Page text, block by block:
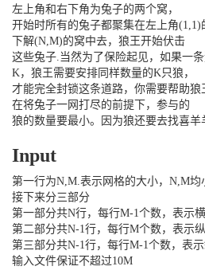
左上角和右下角为兔子的两个窝，
开始时所有的兔子都聚集在左上角
下解(N,M)的窝中去，狼王开始伏击
这些兔子.当然为了保险起见，如果一
K，狼王需要安排同样数量的K只狼，
才能完全封锁这条道路，你需要帮助
在将兔子一网打尽的前提下，参与的
狼的数量要最小。因为狼还要去找喜羊
Input
第一行为N,M.表示网格的大小，N,M均
接下来分三部分
第一部分共N行，每行M-1个数，表示
第二部分共N-1行，每行M个数，表示
第三部分共N-1行，每行M-1个数，表
输入文件保证不超过10M